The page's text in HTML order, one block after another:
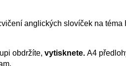
anglických slovíček na
obdržíte, vytisknete. A4